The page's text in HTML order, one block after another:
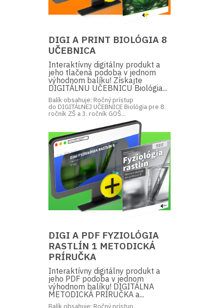
DIGI A PRINT BIOLÓGIA 8
UČEBNICA
Interaktívny digitálny produkt a
jeho tlačená podoba v jednom
výhodnom balíku! Získajte
DIGITÁLNU UČEBNICU Biológia...
Balík obsahuje: Ročný prístup
do DIGITÁLNEJ UČEBNICE Biológia pre 8.
ročník ZŠ a 3. ročník GOŠ...
DIGI A PDF FYZIOLÓGIA
RASTLÍN 1 METODICKÁ
PRÍRUČKA
Interaktívny digitálny produkt a
jeho PDF podoba v jednom
výhodnom balíku! DIGITÁLNA
METODICKÁ PRÍRUČKA a...